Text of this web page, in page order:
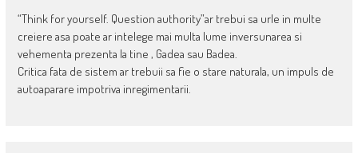
“Think for yourself. Question authority”ar trebui sa urle in multe
creiere asa poate ar intelege mai multa lume inversunarea si
vehementa prezenta la tine , Gadea sau Badea.
Critica fata de sistem ar trebuii sa fie o stare naturala, un impuls de
autoaparare impotriva inregimentarii.